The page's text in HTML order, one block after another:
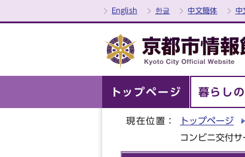
English 한글 中文簡体 中
トップページ 暮らし
現在位置： トップページ
コンビニ交付